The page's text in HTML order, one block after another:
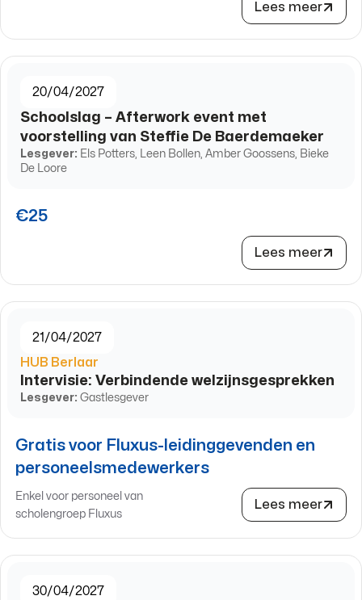
Lees meer
20/04/2027
Schoolslag – Afterwork event met
voorstelling van Steffie De Baerdemaeker
Lesgever: Els Potters, Leen Bollen, Amber Goossens, Bieke
De Loore
€25
Lees meer
21/04/2027
HUB Berlaar
Intervisie: Verbindende welzijnsgesprekken
Lesgever: Gastlesgever
Gratis voor Fluxus-leidinggevenden en
personeelsmedewerkers
Enkel voor personeel van
scholengroep Fluxus
Lees meer
30/04/2027